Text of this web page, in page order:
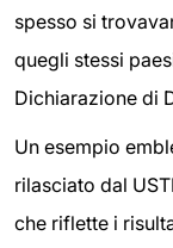
spesso si
quegli stessi
Dichiarazione di
Un esempio
rilasciato dal
che riflette i